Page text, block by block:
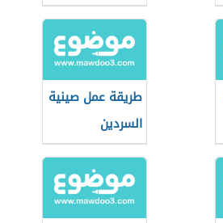
طريقة عمل صينية
السردين